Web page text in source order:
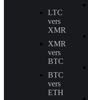
LTC
vers
XMR
XMR
vers
BTC
BTC
vers
ETH